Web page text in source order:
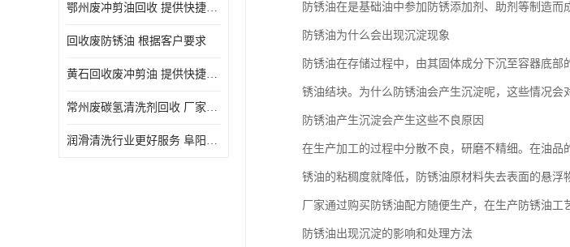
鄂州废冲剪油回收 提供快捷上门处理
回收废防锈油 根据客户要求
黄石回收废冲剪油 提供快捷上门处理
常州废碳氢清洗剂回收 厂家价格
润滑清洗行业更好服务 阜阳回收废防锈油
防锈油在是基础油中参加防锈添加剂、助剂等制造而
防锈油为什么会出现沉淀现象
防锈油在存储过程中，由其固体成分下沉至容器底
锈油结块。为什么防锈油会产生沉淀呢，这些情况会
防锈油产生沉淀会产生这些不良原因
在生产加工的过程中分散不良，研磨不精细。在油
锈油的粘稠度就降低，防锈油原材料失去表面的悬
厂家通过购买防锈油配方随便生产，在生产防锈油工
防锈油出现沉淀的影响和处理方法